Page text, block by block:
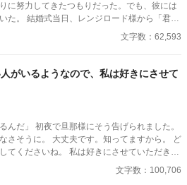
に努力してきたつもりだった。でも、彼には
た。 結婚式当日、レンジロード様から「君も
、私には愛する女性がいる。君と結婚して
れたくないから忘れない。そして、私と君の
き落とされてしまう。 レンジロード様に突き
も、信じてくれる人は少数だけ。レンジロー
を踏み外したと言う上に、わたしには話を合
な人のどこが良かったのかしら？？？ 家族に
て動き出すわたしだったが、わたしの変化に
ード様が、なぜかわたしにかまうようになり
文字数：62,593
がいるようなので、私は好きにさせて
告げられました。
す。知ってますから。 ど
てくださいね。 私は好きにさせていただきま
様が接近してくるのですが。 どうぞ、お構いなく。
文字数：100,706